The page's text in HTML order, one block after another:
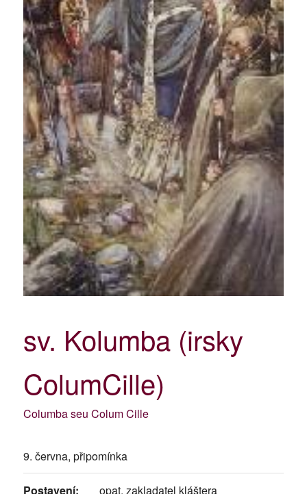
sv. Kolumba (irsky
ColumCille)
Columba seu Colum Cille
9. června, připomínka
Postavení: opat, zakladatel kláštera